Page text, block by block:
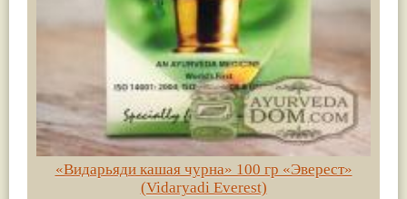
«Видарьяди кашая чурна» 100 гр «Эверест»
(Vidaryadi Everest)